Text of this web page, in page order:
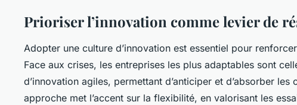
Prioriser l’innovation comme levier de
Adopter une culture d’innovation est essentiel pour
Face aux crises, les entreprises les plus adaptables sont
d’innovation agiles, permettant d’anticiper et d’absorber
approche met l’accent sur la flexibilité, en valorisant les